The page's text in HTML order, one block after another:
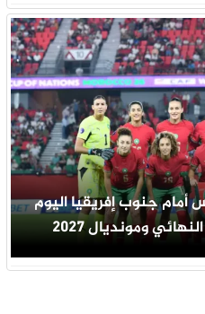
أمام جنوب إفريقيا اليوم
ومونديال 2027